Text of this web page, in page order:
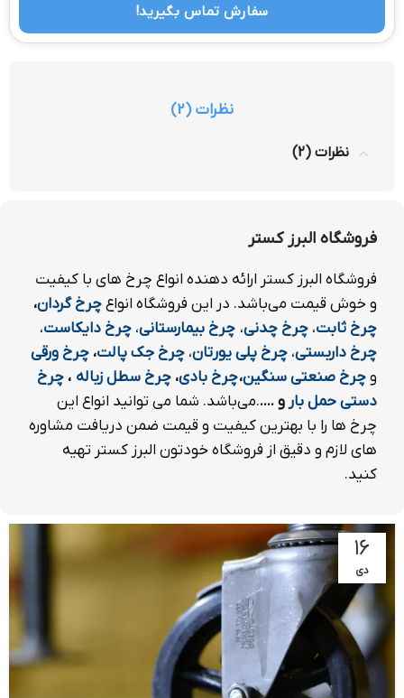
سفارش تماس بگیرید!
نظرات (2)
نظرات (2)
فروشگاه البرز کستر
فروشگاه البرز کستر ارائه دهنده انواع چرخ های با کیفیت
و خوش قیمت می‌باشد. در این فروشگاه انواعچرخ گردان،
چرخ ثابت، چرخ چدنی، چرخ بیمارستانی، چرخ دایکاست،
چرخ داربستی، چرخ پلی یورتان، چرخ جک پالت، چرخ ورقی
وچرخ صنعتی سنگین،چرخ بادی، چرخ سطل زباله ، چرخ
دستی حمل بارو .....می‌باشد. شما می توانید انواع این
چرخ ها را با بهترین کیفیت و قیمت ضمن دریافت مشاوره
های لازم و دقیق از فروشگاه خودتون البرز کستر تهیه
کنید.
۱۶
دی